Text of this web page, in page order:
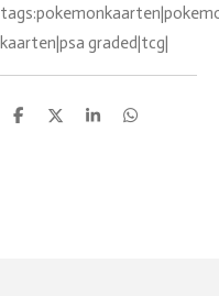
kaarten|psa graded|tcg|
D
D
S
D